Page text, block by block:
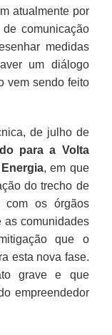
atualmente por
comunicação
medidas
um diálogo
vem sendo feito
de julho de
para a Volta
, em que
do trecho de
com os órgãos
as comunidades
que o
esta nova fase.
grave e que
empreendedor